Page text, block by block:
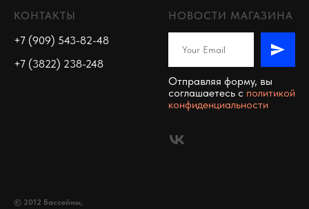
КОНТАКТЫ
+7 (909) 543-82-48
+7 (3822) 238-248
НОВОСТИ МАГАЗИНА
Отправляя форму, вы
соглашаетесь c политикой
конфиденциальности
© 2012 Бассейны,